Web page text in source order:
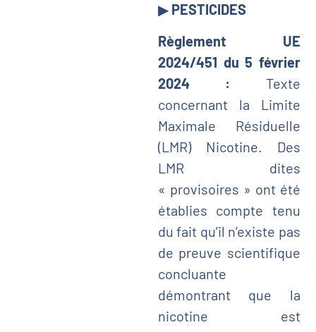
▶ PESTICIDES
Règlement UE
2024/451 du 5 février
2024 : Texte
concernant la Limite
Maximale Résiduelle
(LMR) Nicotine. Des
LMR dites
« provisoires » ont été
établies compte tenu
du fait qu’il n’existe pas
de preuve scientifique
concluante
démontrant que la
nicotine est